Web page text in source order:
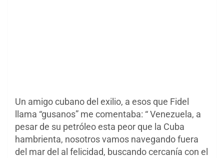
Un amigo cubano del exilio, a esos que Fidel
llama “gusanos” me comentaba: “ Venezuela, a
pesar de su petróleo esta peor que la Cuba
hambrienta, nosotros vamos navegando fuera
del mar del al felicidad, buscando cercanía con el